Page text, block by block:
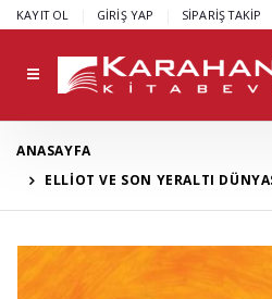
KAYIT OL GİRİŞ YAP SİPARİŞ TAKİP
ANASAYFA
ELLİOT VE SON YERALTI